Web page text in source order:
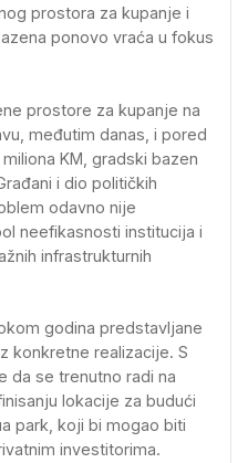
prostora za kupanje i
ponovo vraća u fokus
prostore za kupanje na
međutim danas, i pored
KM, gradski bazen
i dio političkih
odavno nije
neefikasnosti institucija i
infrastrukturnih
godina predstavljane
konkretne realizacije. S
da se trenutno radi na
lokacije za budući
park, koji bi mogao biti
investitorima.